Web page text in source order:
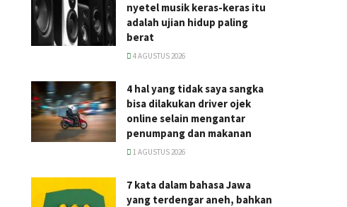
nyetel musik keras-keras itu
adalah ujian hidup paling
berat
4 AGUSTUS 2026
4 hal yang tidak saya sangka
bisa dilakukan driver ojek
online selain mengantar
penumpang dan makanan
1 AGUSTUS 2026
7 kata dalam bahasa Jawa
yang terdengar aneh, bahkan